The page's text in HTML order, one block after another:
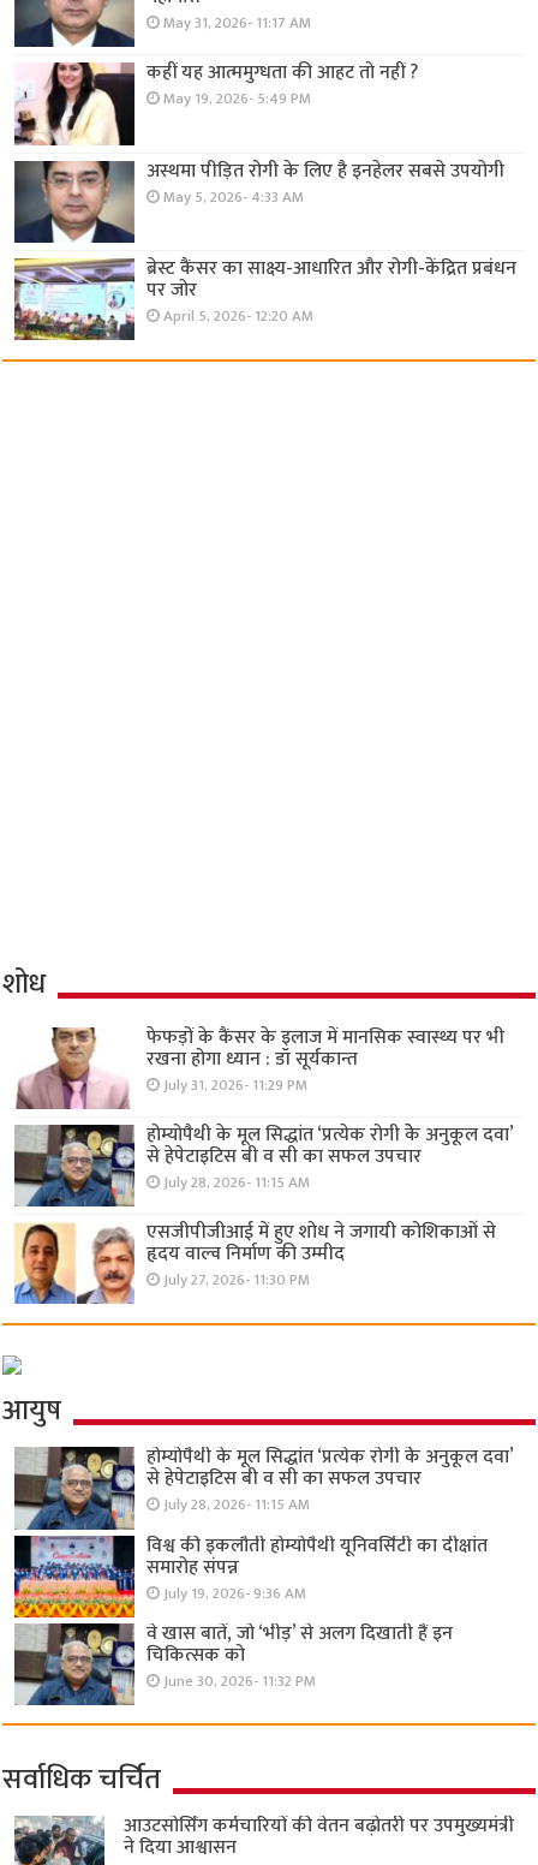
May 31, 2026- 11:17 AM
कहीं यह आत्ममुग्धता की आहट तो नहीं ?
May 19, 2026- 5:49 PM
अस्थमा पीड़ित रोगी के लिए है इनहेलर सबसे उपयोगी
May 5, 2026- 4:33 AM
ब्रेस्ट कैंसर का साक्ष्य-आधारित और रोगी-केंद्रित प्रबंधन
पर जोर
April 5, 2026- 12:20 AM
शोध
फेफड़ों के कैंसर के इलाज में मानसिक स्वास्थ्य पर भी
रखना होगा ध्यान : डॉ सूर्यकान्त
July 31, 2026- 11:29 PM
होम्योपैथी के मूल सिद्धांत ‘प्रत्येक रोगी केे अनुकूल दवा’
से हेपेटाइटिस बी व सी का सफल उपचार
July 28, 2026- 11:15 AM
एसजीपीजीआई में हुए शोध ने जगायी कोशिकाओं से
हृदय वाल्व निर्माण की उम्मीद
July 27, 2026- 11:30 PM
आयुष
होम्योपैथी के मूल सिद्धांत ‘प्रत्येक रोगी केे अनुकूल दवा’
से हेपेटाइटिस बी व सी का सफल उपचार
July 28, 2026- 11:15 AM
विश्व की इकलौती होम्योपैथी यूनिवर्सिटी का दीक्षांत
समारोह संपन्न
July 19, 2026- 9:36 AM
वे खास बातें, जो ‘भीड़’ से अलग दिखाती हैं इन
चिकित्सक को
June 30, 2026- 11:32 PM
सर्वाधिक चर्चित
आउटसोर्सिंग कर्मचारियों की वेतन बढ़ोतरी पर उपमुख्यमंत्री
ने दिया आश्वासन